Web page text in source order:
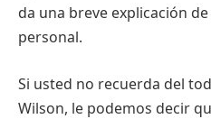
da una breve explicación
personal.
Si usted no recuerda del
Wilson, le podemos decir